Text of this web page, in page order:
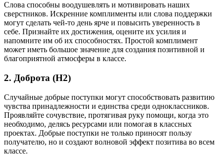
Слова способны воодушевлять и мотивировать наших
сверстников. Искренние комплименты или слова поддержки
могут сделать чей-то день ярче и повысить уверенность в
себе. Признайте их достижения, оцените их усилия и
напомните им об их способностях. Простой комплимент
может иметь большое значение для создания позитивной и
благоприятной атмосферы в классе.
2. Доброта (H2)
Случайные добрые поступки могут способствовать развитию
чувства принадлежности и единства среди одноклассников.
Проявляйте сочувствие, протягивая руку помощи, когда это
необходимо, делясь ресурсами или помогая в классных
проектах. Добрые поступки не только приносят пользу
получателю, но и создают волновой эффект позитива во всем
классе.